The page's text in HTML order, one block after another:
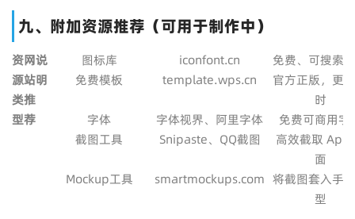
九、附加资源推荐（可用于制作中）
资
源
类
型
网
站
推
荐
说
明
图标库 iconfont.cn
免费、可搜索
免费模板
template.wps.cn
官方正版，更
时
字体
字体视界、阿里字体
免费可商用字
截图工具
Snipaste、QQ截图
高效截取 App
面
Mockup工具
smartmockups.com 将截图套入手
型